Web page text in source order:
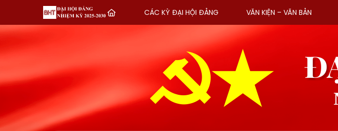
CÁC KỲ ĐẠI HỘI ĐẢNG VĂN KIỆN – VĂN BẢN